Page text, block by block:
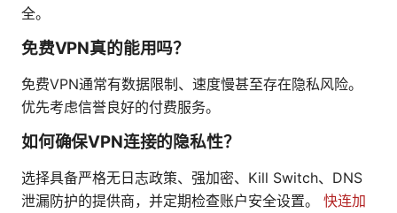
全。
免费VPN真的能用吗？
免费VPN通常有数据限制、速度慢甚至存在隐私风险。
优先考虑信誉良好的付费服务。
如何确保VPN连接的隐私性？
选择具备严格无日志政策、强加密、Kill Switch、DNS
泄漏防护的提供商，并定期检查账户安全设置。 快连加